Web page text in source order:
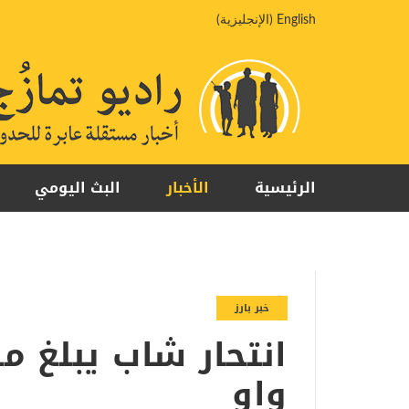
English
( الإنجليزية)
الرئيسية الأخبار البث اليومي
خبر بارز
واو